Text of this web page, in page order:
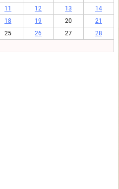
11 12 13
14
18 19 20
21
25 26 27
28